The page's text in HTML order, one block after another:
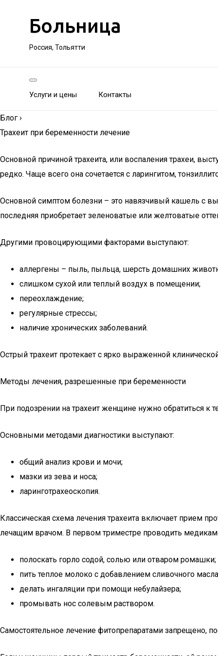
Больница
Россия, Тольятти
Услуги и цены Контакты
Блог ›
Трахеит при беременности лечение
Основной причиной трахеита, или воспаления трахеи,
редко. Чаще всего она сочетается с ларингитом,
Основной симптом болезни – это навязчивый кашель с
последняя приобретает зеленоватые или желтоватые
Другими провоцирующими факторами выступают:
аллергены – пыль, пыльца, шерсть домашних
слишком сухой или теплый воздух в помещении;
переохлаждение;
регулярные стрессы;
наличие хронических заболеваний.
Острый трахеит протекает с ярко выраженной
Методы лечения, разрешенные при беременности
При подозрении на трахеит женщине нужно обратиться к
Основными методами диагностики выступают:
общий анализ крови и мочи;
мазки из зева и носа;
ларинготрахеоскопия.
Классическая схема лечения трахеита включает прием
лечащим врачом. В первом триместре проводить
полоскать горло содой, солью или отваром ромашки;
пить теплое молоко с добавлением сливочного
делать ингаляции при помощи небулайзера;
промывать нос солевым раствором.
Самостоятельное лечение фитопрепаратами запрещено,